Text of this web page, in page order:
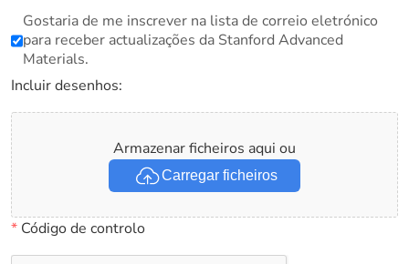
Gostaria de me inscrever na lista de correio eletrónico
para receber actualizações da Stanford Advanced
Materials.
Incluir desenhos:
Armazenar ficheiros aqui ou
Carregar ficheiros
*Código de controlo